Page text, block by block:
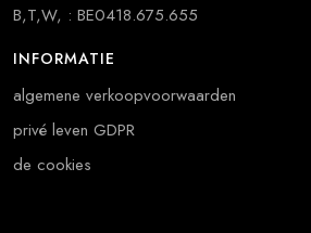
B,T,W, : BE0418.675.655
INFORMATIE
algemene verkoopvoorwaarden
privé leven GDPR
de cookies